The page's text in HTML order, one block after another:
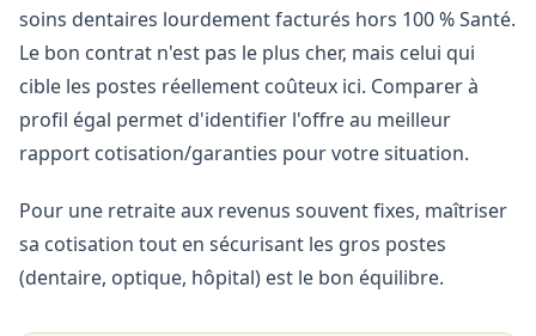
soins dentaires lourdement facturés hors 100 % Santé.
Le bon contrat n'est pas le plus cher, mais celui qui
cible les postes réellement coûteux ici. Comparer à
profil égal permet d'identifier l'offre au meilleur
rapport cotisation/garanties pour votre situation.
Pour une retraite aux revenus souvent fixes, maîtriser
sa cotisation tout en sécurisant les gros postes
(dentaire, optique, hôpital) est le bon équilibre.